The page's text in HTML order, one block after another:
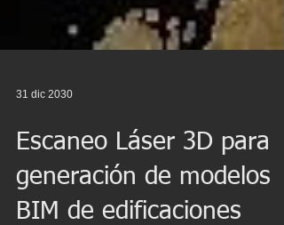
Escaneo Láser 3D para
generación de modelos